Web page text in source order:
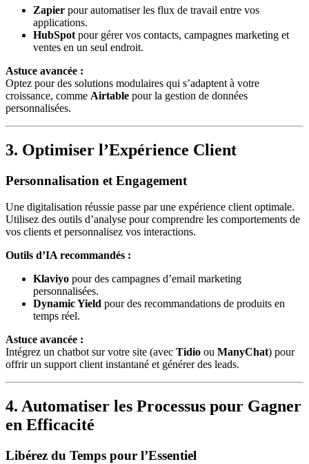
Zapier pour automatiser les flux de travail entre vos
applications.
HubSpot pour gérer vos contacts, campagnes marketing et
ventes en un seul endroit.
Astuce avancée :
Optez pour des solutions modulaires qui s’adaptent à votre
croissance, comme Airtable pour la gestion de données
personnalisées.
3. Optimiser l’Expérience Client
Personnalisation et Engagement
Une digitalisation réussie passe par une expérience client optimale.
Utilisez des outils d’analyse pour comprendre les comportements de
vos clients et personnalisez vos interactions.
Outils d’IA recommandés :
Klaviyo pour des campagnes d’email marketing
personnalisées.
Dynamic Yield pour des recommandations de produits en
temps réel.
Astuce avancée :
Intégrez un chatbot sur votre site (avec Tidio ou ManyChat) pour
offrir un support client instantané et générer des leads.
4. Automatiser les Processus pour Gagner
en Efficacité
Libérez du Temps pour l’Essentiel